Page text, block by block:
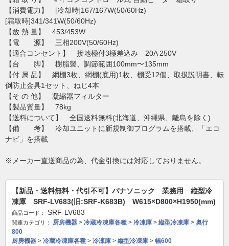
【消費電力】 [冷却時]167/167W(50/60Hz)
[霜取時]341/341W(50/60Hz)
【放 熱 量】 453/453W
【電 源】 三相200V(50/60Hz)
【適合コンセント】 接地極付3極差込み 20A 250V
【台 脚】 樹脂製、調節範囲100mm〜135mm
【付 属 品】 網棚3枚、網棚(底用)1枚、棚受12個、取扱説明書、転
倒防止金具1セット、ねじ4本
【そ の 他】 凝縮器フィルター
【製品質量】 78kg
【送料について】 全国送料無料(北海道、沖縄県、離島を除く)
【備 考】 冷却ユニットに新規制御プログラムを搭載、「エコ
ナビ」を搭載
※メーカー直送商品の為、代金引換には対応しておりません。
【新品・送料無料・代引不可】パナソニック 業務用 縦型冷
凍庫 SRF-LV683(旧:SRF-K683B) W615×D800×H1950(mm)
商品コード： SRF-LV683
関連カテゴリ： 厨房機器 > 冷蔵冷凍庫各種 > 冷凍庫 > 縦型冷凍庫 > 奥行
800
厨房機器 > 冷蔵冷凍庫各種 > 冷凍庫 > 縦型冷凍庫 > 幅600